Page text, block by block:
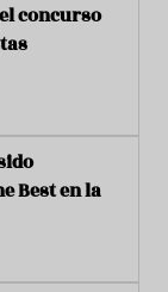
concurso
Best en la